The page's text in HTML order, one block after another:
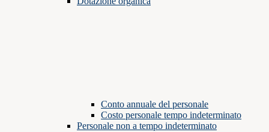
Conto annuale del personale
Costo personale tempo indeterminato
Personale non a tempo indeterminato